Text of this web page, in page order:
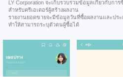
LY Corporation จะเก็บรวบรวมข้อมูลเกี่ยวกับกา
สำหรับครีเอเตอร์ผู้สร้างผลงาน
รายงานยอดขายจะมีข้อมูลวันที่ซื้อผลงานและปร
ทำให้สามารถระบุตัวตนผู้ซื้อได้